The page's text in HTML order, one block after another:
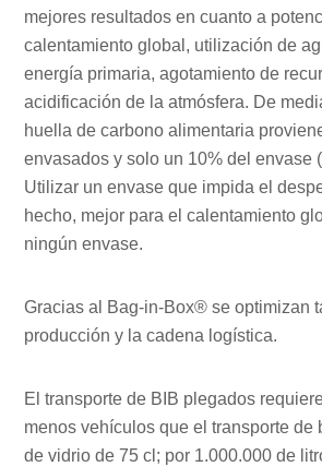
mejores resultados en cuanto a
calentamiento global, utilización de
energía primaria, agotamiento de
acidificación de la atmósfera. De
huella de carbono alimentaria
envasados y solo un 10% del envase
Utilizar un envase que impida el
hecho, mejor para el calentamiento
ningún envase.
Gracias al Bag-in-Box® se optimizan
producción y la cadena logística.
El transporte de BIB plegados
menos vehículos que el transporte de
de vidrio de 75 cl; por 1.000.000 de